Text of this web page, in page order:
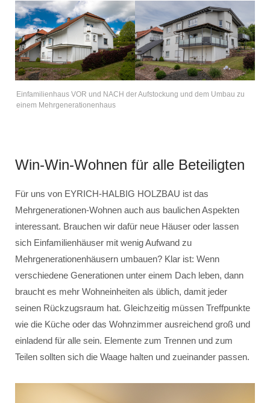
Einfamilienhaus VOR und NACH der Aufstockung und dem Umbau zu
einem Mehrgenerationenhaus
Win-Win-Wohnen für alle Beteiligten
Für uns von EYRICH-HALBIG HOLZBAU ist das
Mehrgenerationen-Wohnen auch aus baulichen Aspekten
interessant. Brauchen wir dafür neue Häuser oder lassen
sich Einfamilienhäuser mit wenig Aufwand zu
Mehrgenerationenhäusern umbauen? Klar ist: Wenn
verschiedene Generationen unter einem Dach leben, dann
braucht es mehr Wohneinheiten als üblich, damit jeder
seinen Rückzugsraum hat. Gleichzeitig müssen Treffpunkte
wie die Küche oder das Wohnzimmer ausreichend groß und
einladend für alle sein. Elemente zum Trennen und zum
Teilen sollten sich die Waage halten und zueinander passen.